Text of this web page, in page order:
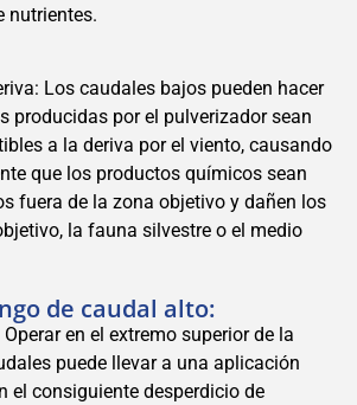
nutrientes.
Los caudales bajos pueden hacer
producidas por el pulverizador sean
a la deriva por el viento, causando
que los productos químicos sean
fuera de la zona objetivo y dañen los
la fauna silvestre o el medio
de caudal alto:
en el extremo superior de la
puede llevar a una aplicación
el consiguiente desperdicio de